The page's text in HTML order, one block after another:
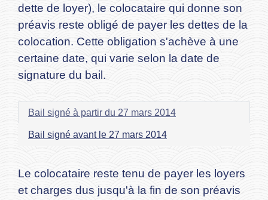
dette de loyer), le colocataire qui donne son
préavis reste obligé de payer les dettes de la
colocation. Cette obligation s'achève à une
certaine date, qui varie selon la date de
signature du bail.
Bail signé à partir du 27 mars 2014
Bail signé avant le 27 mars 2014
Le colocataire reste tenu de payer les loyers
et charges dus jusqu'à la fin de son préavis